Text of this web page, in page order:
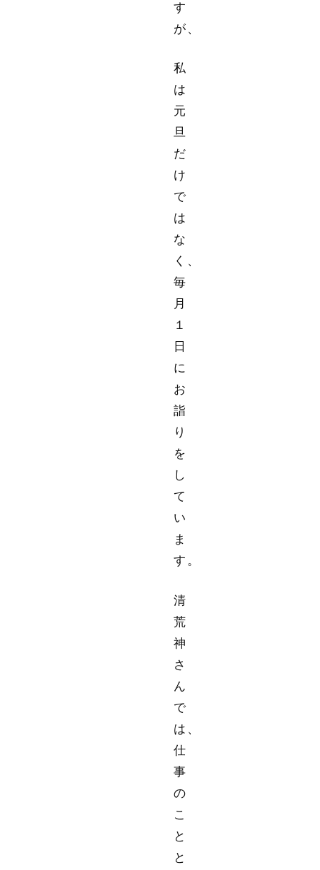
す
が、
私
は
元
旦
だ
け
で
は
な
く、
毎
月
１
日
に
お
詣
り
を
し
て
い
ま
す。
清
荒
神
さ
ん
で
は、
仕
事
の
こ
と
と